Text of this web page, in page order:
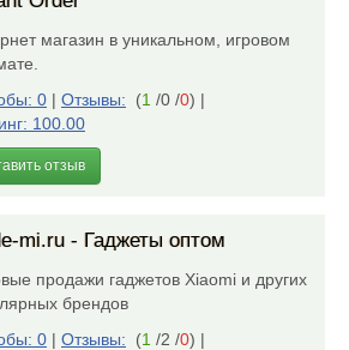
магазин в уникальном, игровом
0 | Отзывы: (1 /0 /0) |
100.00
отзыв
mi.ru - Гаджеты оптом
продажи гаджетов Xiaomi и других
брендов
0 | Отзывы: (1 /2 /0) |